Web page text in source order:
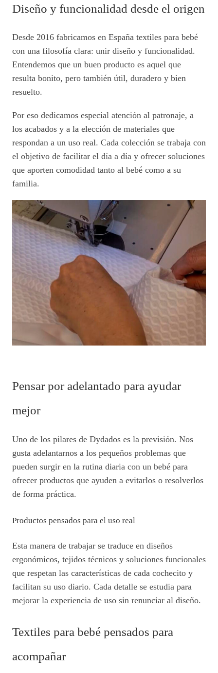
Diseño y funcionalidad desde el origen
Desde 2016 fabricamos en España textiles para bebé
con una filosofía clara: unir diseño y funcionalidad.
Entendemos que un buen producto es aquel que
resulta bonito, pero también útil, duradero y bien
resuelto.
Por eso dedicamos especial atención al patronaje, a
los acabados y a la elección de materiales que
respondan a un uso real. Cada colección se trabaja con
el objetivo de facilitar el día a día y ofrecer soluciones
que aporten comodidad tanto al bebé como a su
familia.
Pensar por adelantado para ayudar
mejor
Uno de los pilares de Dydados es la previsión. Nos
gusta adelantarnos a los pequeños problemas que
pueden surgir en la rutina diaria con un bebé para
ofrecer productos que ayuden a evitarlos o resolverlos
de forma práctica.
Productos pensados para el uso real
Esta manera de trabajar se traduce en diseños
ergonómicos, tejidos técnicos y soluciones funcionales
que respetan las características de cada cochecito y
facilitan su uso diario. Cada detalle se estudia para
mejorar la experiencia de uso sin renunciar al diseño.
Textiles para bebé pensados para
acompañar